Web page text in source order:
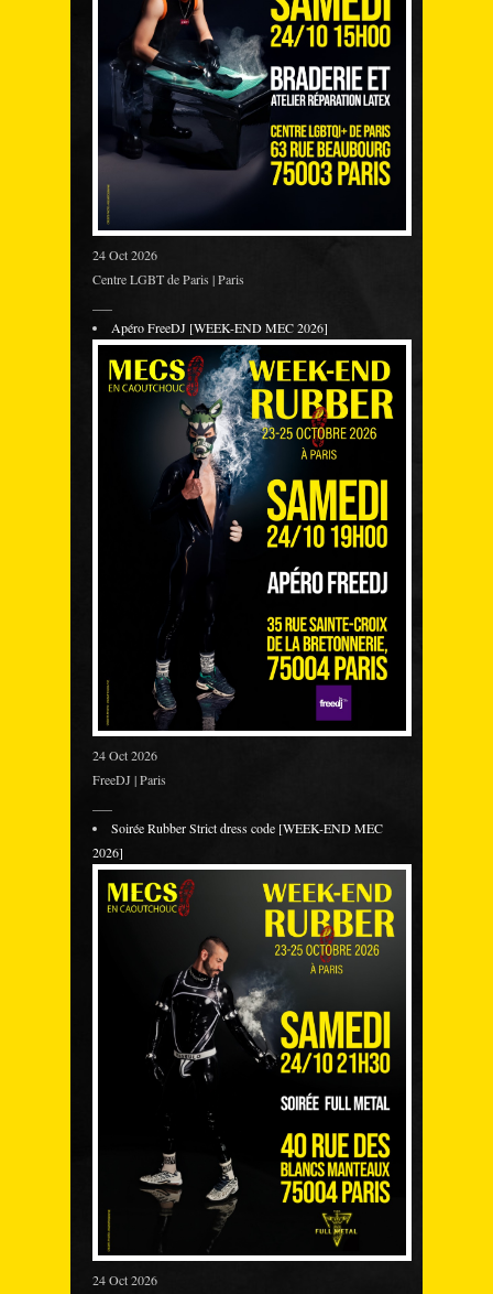
24 Oct 2026
Centre LGBT de Paris | Paris
Apéro FreeDJ [WEEK-END MEC 2026]
24 Oct 2026
FreeDJ | Paris
Soirée Rubber Strict dress code [WEEK-END MEC
2026]
24 Oct 2026